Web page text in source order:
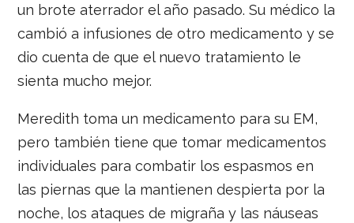
un brote aterrador el año pasado. Su médico la
cambió a infusiones de otro medicamento y se
dio cuenta de que el nuevo tratamiento le
sienta mucho mejor.
Meredith toma un medicamento para su EM,
pero también tiene que tomar medicamentos
individuales para combatir los espasmos en
las piernas que la mantienen despierta por la
noche, los ataques de migraña y las náuseas